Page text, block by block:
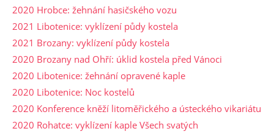
2020 Hrobce: žehnání hasičského vozu
2021 Libotenice: vyklízení půdy kostela
2021 Brozany: vyklízení půdy kostela
2020 Brozany nad Ohří: úklid kostela před Vánoci
2020 Libotenice: žehnání opravené kaple
2020 Libotenice: Noc kostelů
2020 Konference kněží litoměřického a ústeckého vikariátu
2020 Rohatce: vyklízení kaple Všech svatých